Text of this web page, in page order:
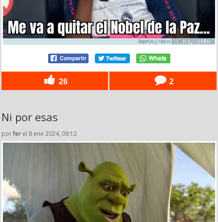
26 2
Ni por esas
porfer el 8 ene 2024, 09:12